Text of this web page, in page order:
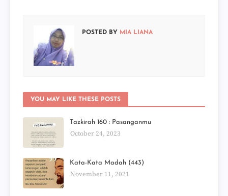
POSTED BY MIA LIANA
YOU MAY LIKE THESE POSTS
Tazkirah 160 : Pasanganmu
October 24, 2023
Kata-Kata Madah (443)
November 11, 2021